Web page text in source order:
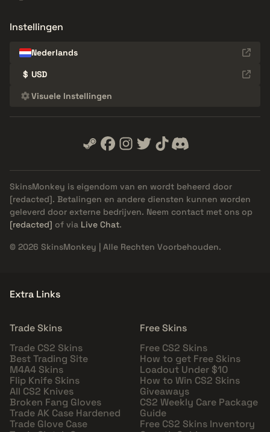
Instellingen
Nederlands
$ USD
Visuele Instellingen
SkinsMonkey is eigendom van en wordt beheerd door
[redacted]. Betalingen en andere diensten kunnen worden
geleverd door externe bedrijven. Neem contact met ons op
[redacted] of via Live Chat.
© 2026 SkinsMonkey | Alle Rechten Voorbehouden.
Extra Links
Trade Skins
Trade CS2 Skins
Best Trading Site
M4A4 Skins
Flip Knife Skins
All CS2 Knives
Broken Fang Gloves
Trade AK Case Hardened
Trade Glove Case
Free Skins
Free CS2 Skins
How to get Free Skins
Loadout Under $10
How to Win CS2 Skins
Giveaways
CS2 Weekly Care Package
Guide
Free CS2 Skins Inventory